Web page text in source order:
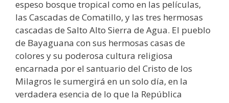
espeso bosque tropical como en las películas,
las Cascadas de Comatillo, y las tres hermosas
cascadas de Salto Alto Sierra de Agua. El pueblo
de Bayaguana con sus hermosas casas de
colores y su poderosa cultura religiosa
encarnada por el santuario del Cristo de los
Milagros le sumergirá en un solo día, en la
verdadera esencia de lo que la República